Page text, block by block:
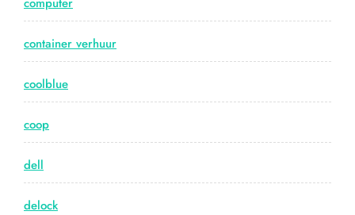
container verhuur
coolblue
coop
dell
delock